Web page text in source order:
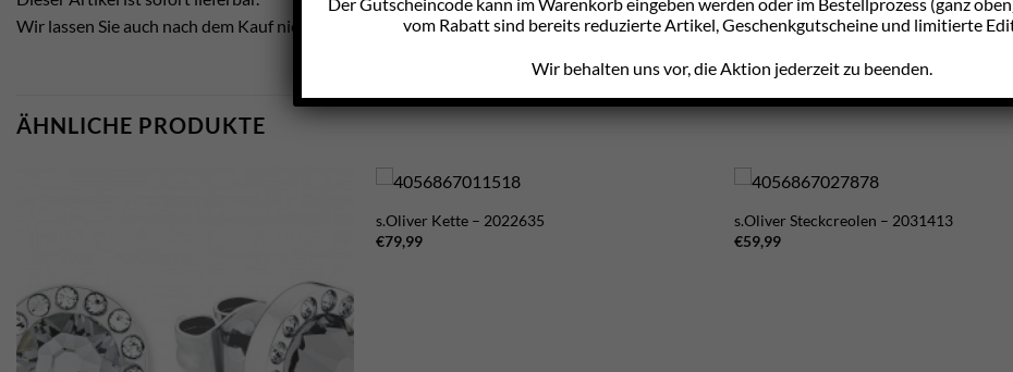
Wir lassen Sie auch nach dem Kauf nicht im Regen stehen.
ÄHNLICHE PRODUKTE
s.Oliver Kette – 2022635
€79,99
s.Oliver Steckcreolen – 2031413
€59,99
vom Rabatt sind bereits reduzierte Artikel, Geschenkgutscheine und limitierte
Wir behalten uns vor, die Aktion jederzeit zu beenden.